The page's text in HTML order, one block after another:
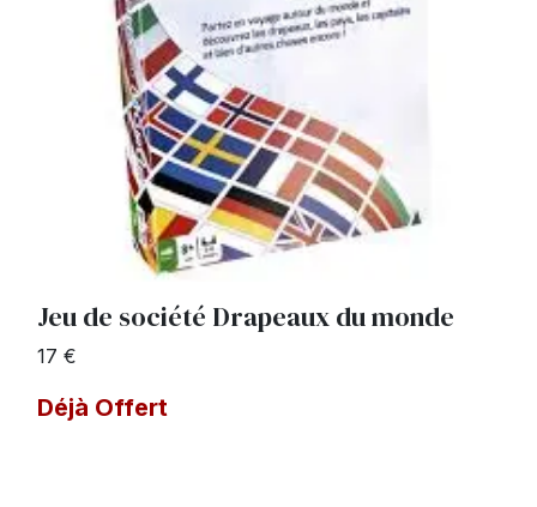
Jeu de société Drapeaux du monde
17 €
Déjà Offert